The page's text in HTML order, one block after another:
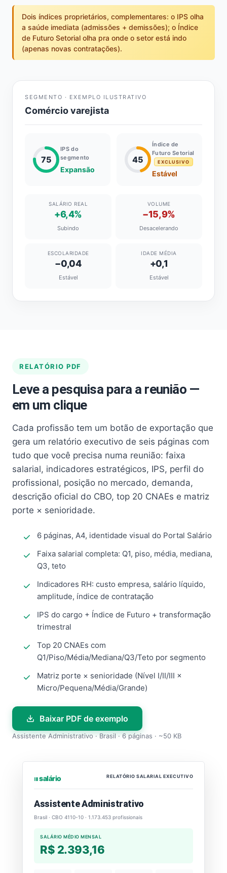
Dois índices proprietários, complementares: o IPS olha
a saúde imediata (admissões + demissões); o Índice
de Futuro Setorial olha pra onde o setor está indo
(apenas novas contratações).
SEGMENTO · EXEMPLO ILUSTRATIVO
Comércio varejista
75
IPS do
segmento
Expansão
45
Índice de
Futuro Setorial
EXCLUSIVO
Estável
SALÁRIO REAL
+6,4%
Subindo
VOLUME
−15,9%
Desacelerando
ESCOLARIDADE
−0,04
Estável
IDADE MÉDIA
+0,1
Estável
RELATÓRIO PDF
Leve a pesquisa para a reunião —
em um clique
Cada profissão tem um botão de exportação que
gera um relatório executivo de seis páginas com
tudo que você precisa numa reunião: faixa
salarial, indicadores estratégicos, IPS, perfil do
profissional, posição no mercado, demanda,
descrição oficial do CBO, top 20 CNAEs e matriz
porte × senioridade.
6 páginas, A4, identidade visual do Portal Salário
Faixa salarial completa: Q1, piso, média, mediana,
Q3, teto
Indicadores RH: custo empresa, salário líquido,
amplitude, índice de contratação
IPS do cargo + Índice de Futuro + transformação
trimestral
Top 20 CNAEs com
Q1/Piso/Média/Mediana/Q3/Teto por segmento
Matriz porte × senioridade (Nível I/II/III ×
Micro/Pequena/Média/Grande)
Baixar PDF de exemplo
Assistente Administrativo · Brasil · 6 páginas · ~50 KB
⏐⏐⏐ salário RELATÓRIO SALARIAL EXECUTIVO
Assistente Administrativo
Brasil · CBO 4110-10 · 1.173.453 profissionais
SALÁRIO MÉDIO MENSAL
R$ 2.393,16